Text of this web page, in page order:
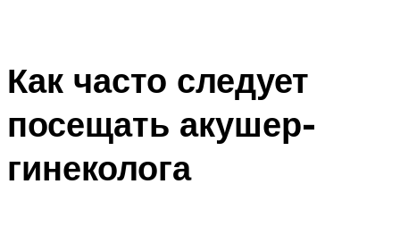
Как часто следует
посещать акушер-
гинеколога